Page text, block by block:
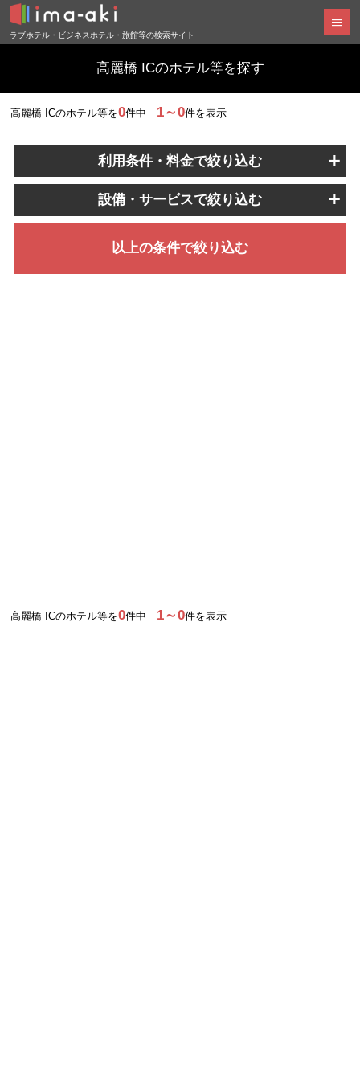
ラブホテル・ビジネスホテル・旅館等の検索サイト
高麗橋 ICのホテル等を探す
高麗橋 ICのホテル等を0件中 1～0件を表示
利用条件・料金で絞り込む
設備・サービスで絞り込む
以上の条件で絞り込む
高麗橋 ICのホテル等を0件中 1～0件を表示